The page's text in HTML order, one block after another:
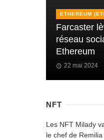
ETHEREUM
Farcaster
réseau
Ethereum
22 mai 2024
NFT
Les NFT Milady
le chef de